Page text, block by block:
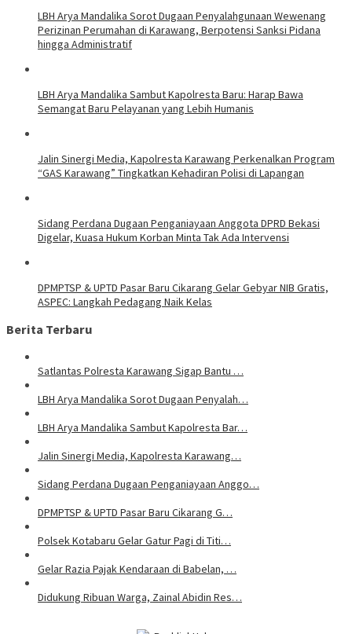
LBH Arya Mandalika Sorot Dugaan Penyalahgunaan Wewenang
Perizinan Perumahan di Karawang, Berpotensi Sanksi Pidana
hingga Administratif
LBH Arya Mandalika Sambut Kapolresta Baru: Harap Bawa
Semangat Baru Pelayanan yang Lebih Humanis
Jalin Sinergi Media, Kapolresta Karawang Perkenalkan Program
“GAS Karawang” Tingkatkan Kehadiran Polisi di Lapangan
Sidang Perdana Dugaan Penganiayaan Anggota DPRD Bekasi
Digelar, Kuasa Hukum Korban Minta Tak Ada Intervensi
DPMPTSP & UPTD Pasar Baru Cikarang Gelar Gebyar NIB Gratis,
ASPEC: Langkah Pedagang Naik Kelas
Berita Terbaru
Satlantas Polresta Karawang Sigap Bantu …
LBH Arya Mandalika Sorot Dugaan Penyalah…
LBH Arya Mandalika Sambut Kapolresta Bar…
Jalin Sinergi Media, Kapolresta Karawang…
Sidang Perdana Dugaan Penganiayaan Anggo…
DPMPTSP & UPTD Pasar Baru Cikarang G…
Polsek Kotabaru Gelar Gatur Pagi di Titi…
Gelar Razia Pajak Kendaraan di Babelan, …
Didukung Ribuan Warga, Zainal Abidin Res…